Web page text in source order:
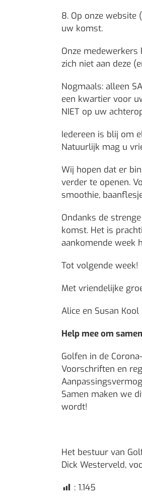
8. Op onze website (
uw komst.
Onze
zich niet aan deze
Nogmaals: alleen
een kwartier voor
NIET op uw
Iedereen is blij om
Natuurlijk mag u
Wij hopen dat er
verder te openen.
smoothie,
Ondanks de
komst. Het is
aankomende week
Tot volgende week!
Met vriendelijke
Alice en Susan Kool
Help mee om
Golfen in de
Voorschriften en
Samen maken we
wordt!
Het bestuur van
Dick Westerveld,
: 1.145